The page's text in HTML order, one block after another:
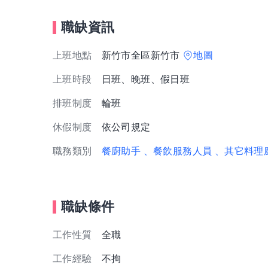
職缺資訊
上班地點 新竹市全區新竹市 地圖
上班時段 日班、晚班、假日班
排班制度 輪班
休假制度 依公司規定
職務類別 餐廚助手 、餐飲服務人員 、其它料理
職缺條件
工作性質 全職
工作經驗 不拘